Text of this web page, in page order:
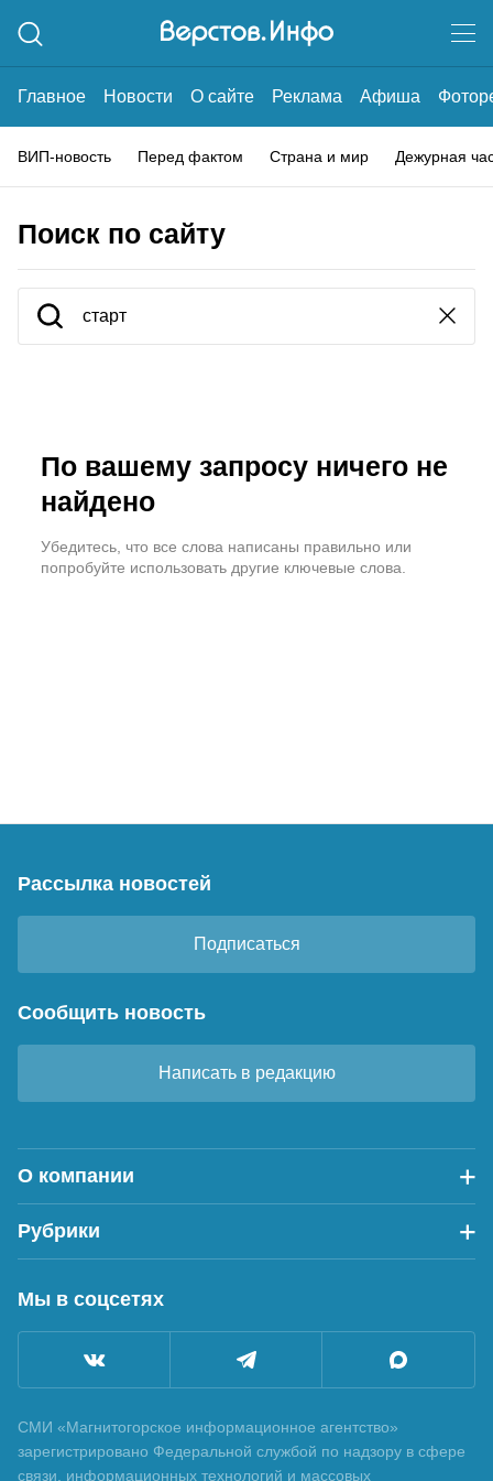
Главное Новости О сайте Реклама Афиша
ВИП-новость Перед фактом Страна и мир Дежурная
Поиск по сайту
По вашему запросу ничего не
найдено
Убедитесь, что все слова написаны правильно или
попробуйте использовать другие ключевые слова.
Рассылка новостей
Подписаться
Сообщить новость
Написать в редакцию
О компании
Рубрики
Мы в соцсетях
СМИ «Магнитогорское информационное агентство»
зарегистрировано Федеральной службой по надзору в сфере
связи, информационных технологий и массовых